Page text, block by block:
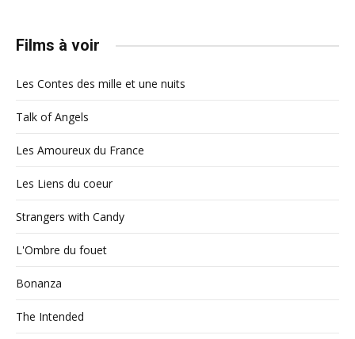
Films à voir
Les Contes des mille et une nuits
Talk of Angels
Les Amoureux du France
Les Liens du coeur
Strangers with Candy
L'Ombre du fouet
Bonanza
The Intended